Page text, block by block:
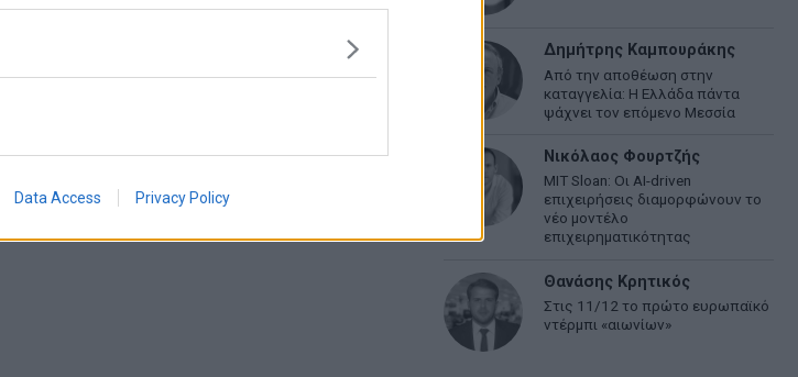
Data Access Privacy Policy
Δημήτρης Καμπουράκης
Από την αποθέωση στην
καταγγελία: Η Ελλάδα πάντα
ψάχνει τον επόμενο Μεσσία
Νικόλαος Φουρτζής
MIT Sloan: Οι AI-driven
επιχειρήσεις διαμορφώνουν το
νέο μοντέλο
επιχειρηματικότητας
Θανάσης Κρητικός
Στις 11/12 το πρώτο ευρωπαϊκό
ντέρμπι «αιωνίων»